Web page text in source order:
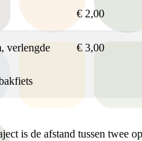
€ 2,00
verlengde
€ 3,00
is de afstand tussen twee